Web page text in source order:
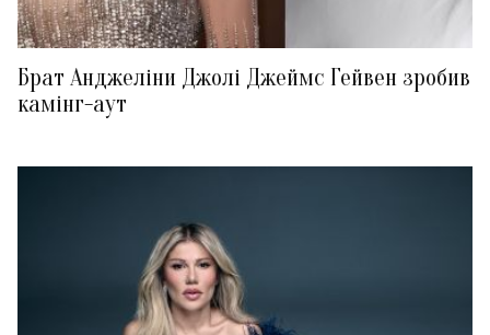
Брат Анджеліни Джолі Джеймс Гейвен зробив
камінг-аут